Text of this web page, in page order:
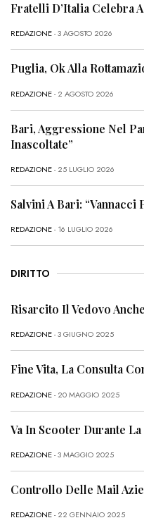
Fratelli D’Italia Celebra
REDAZIONE- 3 AGOSTO 2026
Puglia, Ok Alla
REDAZIONE- 2 AGOSTO 2026
Bari, Aggressione Nel
Inascoltate”
REDAZIONE- 25 LUGLIO 2026
Salvini A Bari: “Vannacci
REDAZIONE- 16 LUGLIO 2026
DIRITTO
Risarcito Il Vedovo
REDAZIONE- 3 GIUGNO 2025
Fine Vita, La Consulta
REDAZIONE- 20 MAGGIO 2025
Va In Scooter Durante
REDAZIONE- 3 MAGGIO 2025
Controllo Delle Mail
REDAZIONE- 22 GENNAIO 2025